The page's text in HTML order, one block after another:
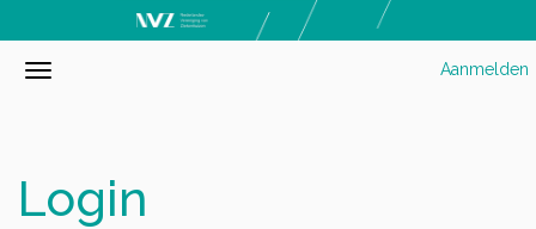
Aanmelden
Login